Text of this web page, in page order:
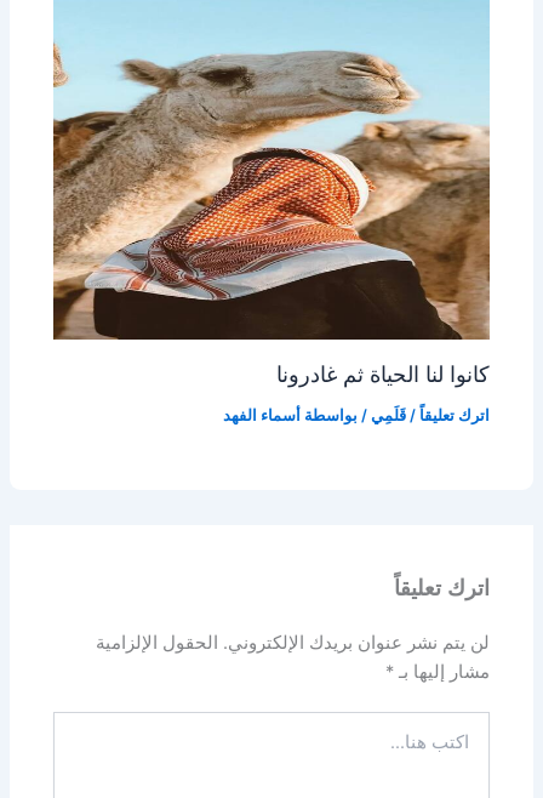
كانوا لنا الحياة ثم غادرونا
اترك تعليقاً /قَلَمِي / بواسطة أسماء الفهد
اترك تعليقاً
لن يتم نشر عنوان بريدك الإلكتروني. الحقول الإلزامية
مشار إليها بـ*
هنا...